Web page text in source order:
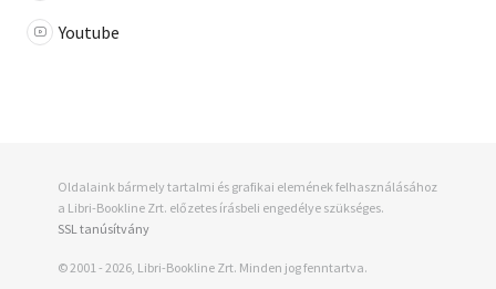
Youtube
Oldalaink bármely tartalmi és grafikai elemének felhasználásához
a Libri-Bookline Zrt. előzetes írásbeli engedélye szükséges.
SSL tanúsítvány
© 2001 - 2026, Libri-Bookline Zrt. Minden jog fenntartva.